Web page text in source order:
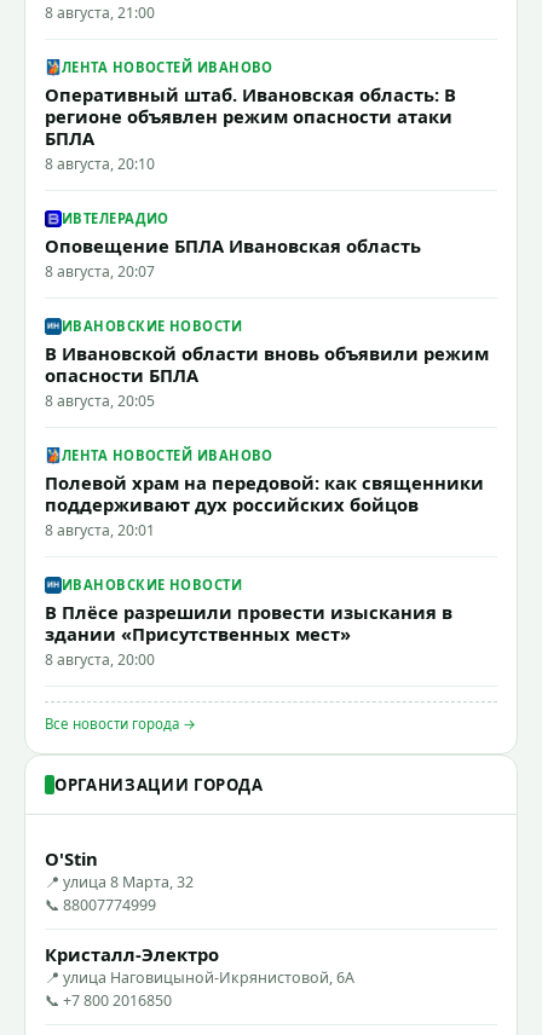
8 августа, 21:00
ЛЕНТА НОВОСТЕЙ ИВАНОВО
Оперативный штаб. Ивановская область: В
регионе объявлен режим опасности атаки
БПЛА
8 августа, 20:10
ИВТЕЛЕРАДИО
Оповещение БПЛА Ивановская область
8 августа, 20:07
ИВАНОВСКИЕ НОВОСТИ
В Ивановской области вновь объявили режим
опасности БПЛА
8 августа, 20:05
ЛЕНТА НОВОСТЕЙ ИВАНОВО
Полевой храм на передовой: как священники
поддерживают дух российских бойцов
8 августа, 20:01
ИВАНОВСКИЕ НОВОСТИ
В Плёсе разрешили провести изыскания в
здании «Присутственных мест»
8 августа, 20:00
Все новости города →
ОРГАНИЗАЦИИ ГОРОДА
O'Stin
📍 улица 8 Марта, 32
📞 88007774999
Кристалл-Электро
📍 улица Наговицыной-Икрянистовой, 6А
📞 +7 800 2016850